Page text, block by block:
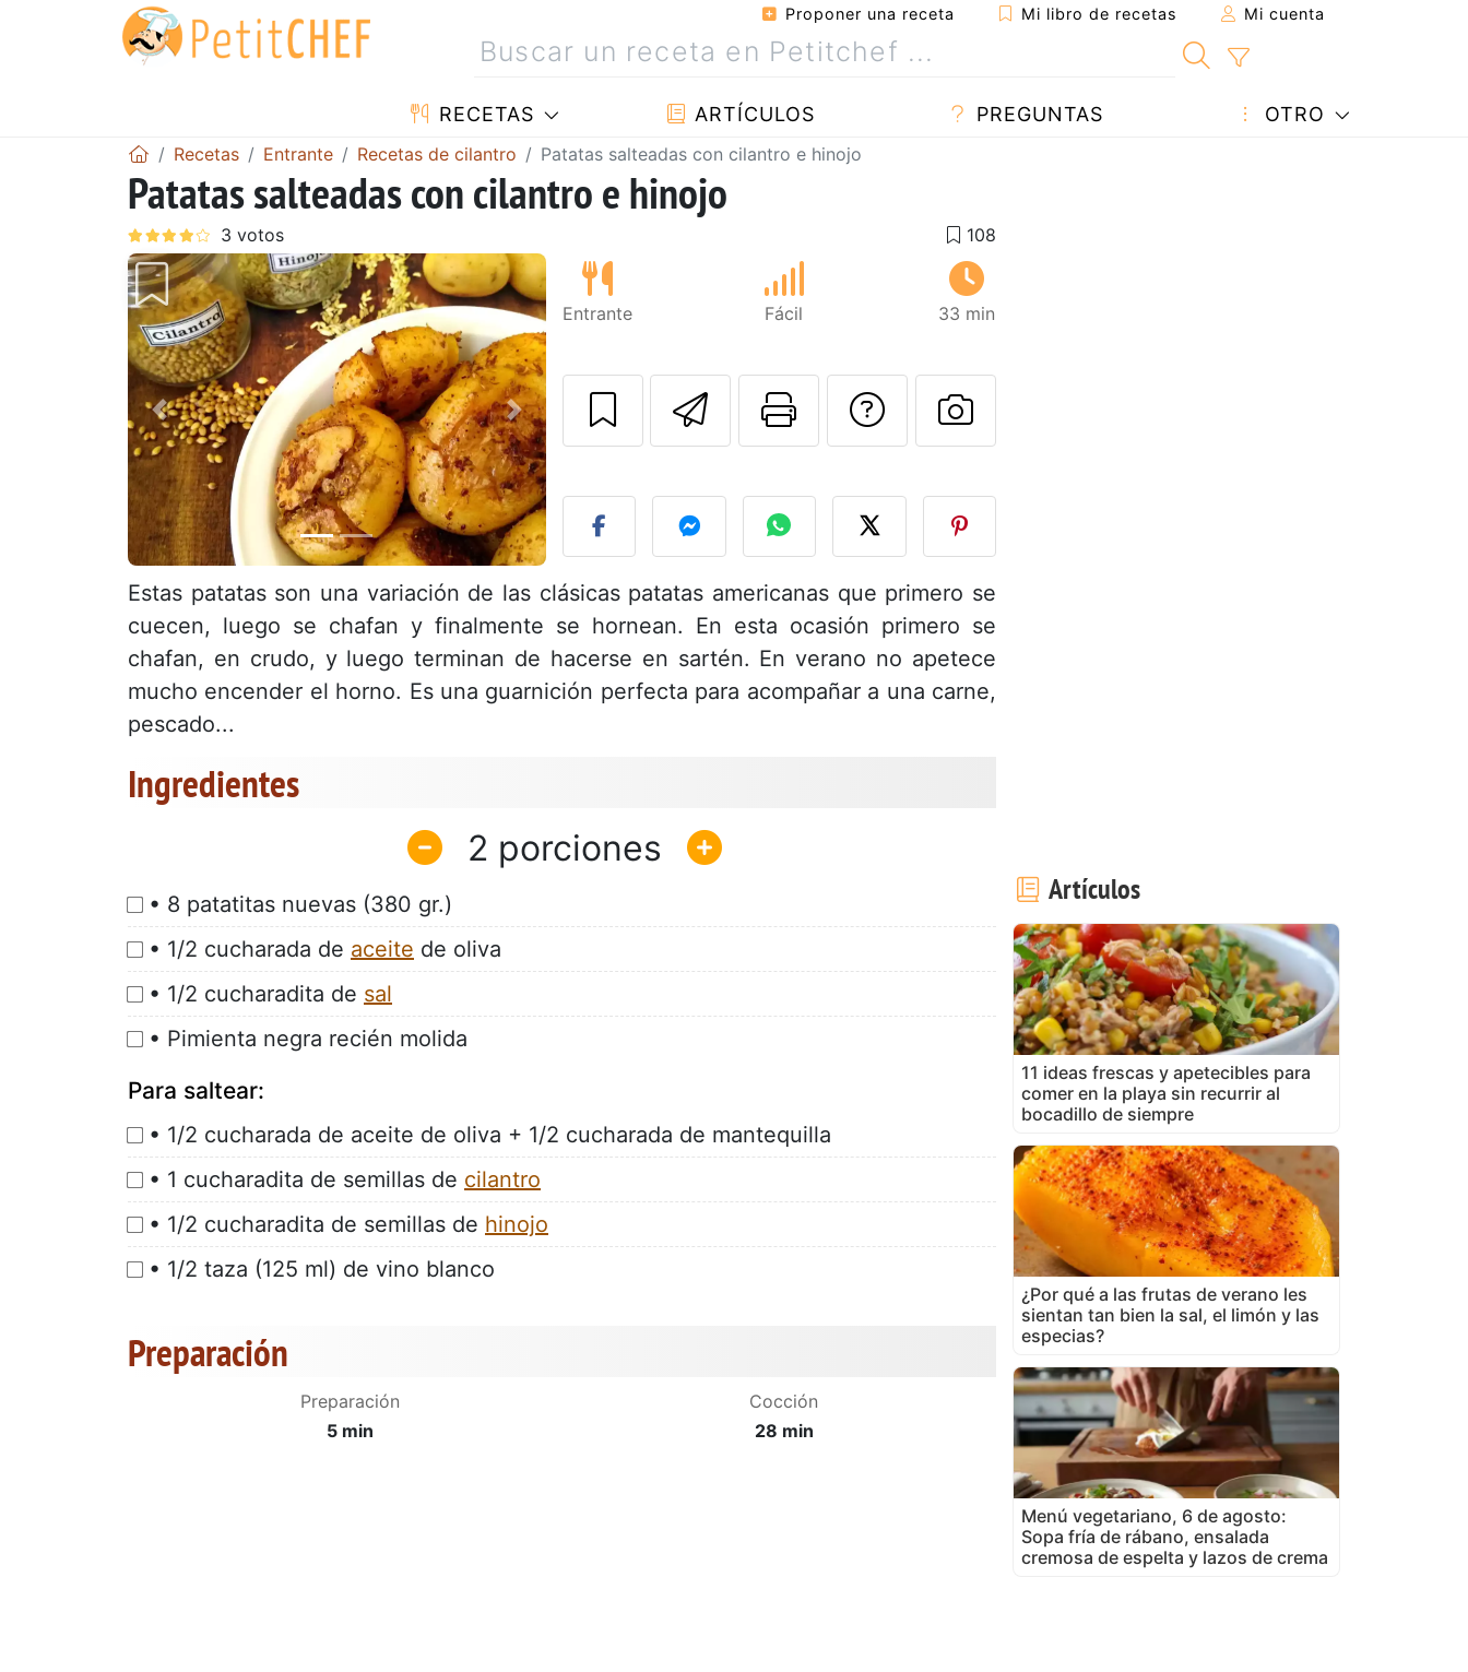
Proponer una receta Mi libro de recetas Mi cuenta
RECETAS ARTÍCULOS PREGUNTAS OTRO
Recetas Entrante Recetas de cilantro Patatas salteadas con cilantro e hinojo
Patatas salteadas con cilantro e hinojo
Anterior Siguiente
Entrante Fácil 33 min
Enviar esta receta a un amigo
Imprimir esta página
Preguntar al autor
Publicar la foto de esta receta
Estas patatas son una variación de las clásicas patatas americanas que primero se
cuecen, luego se chafan y finalmente se hornean. En esta ocasión primero se
chafan, en crudo, y luego terminan de hacerse en sartén. En verano no apetece
mucho encender el horno. Es una guarnición perfecta para acompañar a una carne,
pescado...
Ingredientes
2
• 8 patatitas nuevas (380 gr.)
• 1/2 cucharada de aceite de oliva
• 1/2 cucharadita de sal
• Pimienta negra recién molida
Para saltear:
• 1/2 cucharada de aceite de oliva + 1/2 cucharada de mantequilla
• 1 cucharadita de semillas de cilantro
• 1/2 cucharadita de semillas de hinojo
• 1/2 taza (125 ml) de vino blanco
Preparación
Preparación
5 min
Cocción
28 min
Artículos
11 ideas frescas y apetecibles para
comer en la playa sin recurrir al
bocadillo de siempre
¿Por qué a las frutas de verano les
sientan tan bien la sal, el limón y las
especias?
Menú vegetariano, 6 de agosto:
Sopa fría de rábano, ensalada
cremosa de espelta y lazos de crema